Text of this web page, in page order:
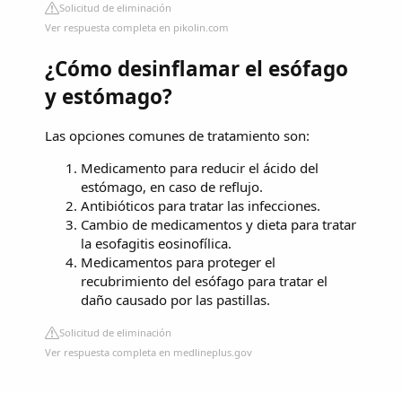
Solicitud de eliminación
Ver respuesta completa en pikolin.com
¿Cómo desinflamar el esófago
y estómago?
Las opciones comunes de tratamiento son:
Medicamento para reducir el ácido del
estómago, en caso de reflujo.
Antibióticos para tratar las infecciones.
Cambio de medicamentos y dieta para tratar
la esofagitis eosinofílica.
Medicamentos para proteger el
recubrimiento del esófago para tratar el
daño causado por las pastillas.
Solicitud de eliminación
Ver respuesta completa en medlineplus.gov